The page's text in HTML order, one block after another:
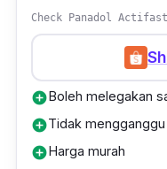
Check Panadol
add_circleBoleh melegakan
add_circleTidak
add_circleHarga murah